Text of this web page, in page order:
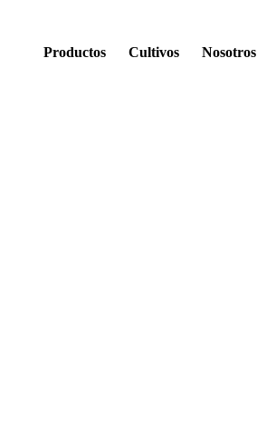
Productos Cultivos Nosotros